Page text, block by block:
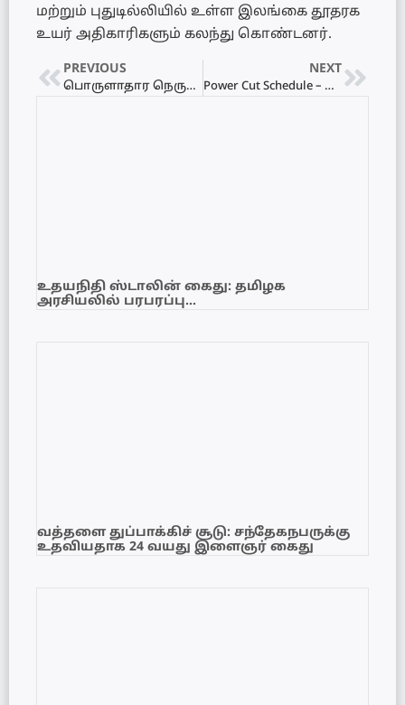
மற்றும் புதுடில்லியில் உள்ள இலங்கை தூதரக
உயர் அதிகாரிகளும் கலந்து கொண்டனர்.
PREVIOUS
பொருளாதார நெருக்கடியில் இருந்து மீள்வதற்கு இனப்பிரச்சினைக்கான தீர்வு முக்கியம்
NEXT
Power Cut Schedule – மின்வெட்டு அட்டவணை 22.06.2022
உதயநிதி ஸ்டாலின் கைது: தமிழக
அரசியலில் பரபரப்பு…
வத்தளை துப்பாக்கிச் சூடு: சந்தேகநபருக்கு
உதவியதாக 24 வயது இளைஞர் கைது